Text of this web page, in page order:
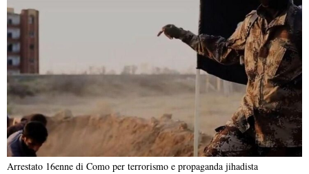
Arrestato 16enne di Como per terrorismo e propaganda jihadista